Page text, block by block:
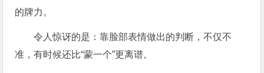
的牌力。
令人惊讶的是：靠脸部表情做出的判断，不仅不
准，有时候还比“蒙一个”更离谱。